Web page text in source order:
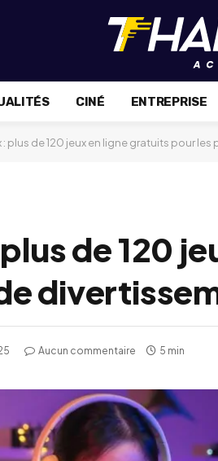
CINÉ ENTREPRISE
: plus de 120 jeux en ligne gratuits pour
de 120
Aucun commentaire 5 min